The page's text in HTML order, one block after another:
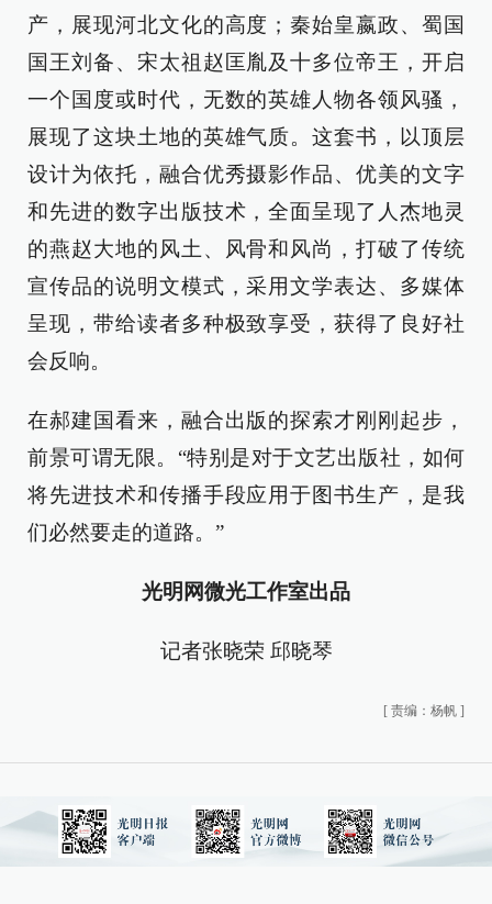
产，展现河北文化的高度；秦始皇嬴政、蜀国
国王刘备、宋太祖赵匡胤及十多位帝王，开启
一个国度或时代，无数的英雄人物各领风骚，
展现了这块土地的英雄气质。这套书，以顶层
设计为依托，融合优秀摄影作品、优美的文字
和先进的数字出版技术，全面呈现了人杰地灵
的燕赵大地的风土、风骨和风尚，打破了传统
宣传品的说明文模式，采用文学表达、多媒体
呈现，带给读者多种极致享受，获得了良好社
会反响。
在郝建国看来，融合出版的探索才刚刚起步，
前景可谓无限。“特别是对于文艺出版社，如何
将先进技术和传播手段应用于图书生产，是我
们必然要走的道路。”
光明网微光工作室出品
记者张晓荣 邱晓琴
[ 责编：杨帆 ]